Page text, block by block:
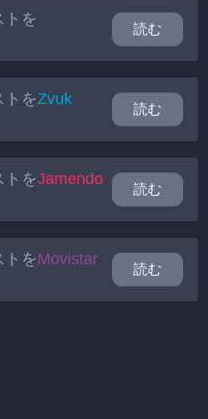
トを
読む
トをZvuk
読む
トをJamendo
読む
トをMovistar
読む